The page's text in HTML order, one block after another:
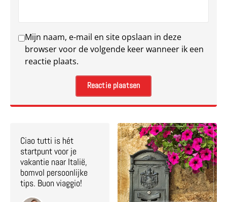
Mijn naam, e-mail en site opslaan in deze
browser voor de volgende keer wanneer ik een
reactie plaats.
Ciao tutti is hét
startpunt voor je
vakantie naar Italië,
bomvol persoonlijke
tips. Buon viaggio!